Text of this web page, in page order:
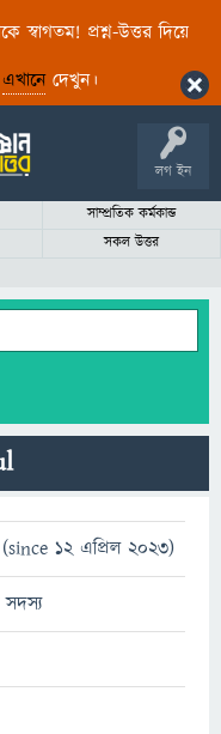
স্বাগতম! প্রশ্ন-উত্তর দিয়ে
এখানেদেখুন।
লগ ইন
সাম্প্রতিক কর্মকান্ড
সকল উত্তর
12 এপ্রিল 2023)
সদস্য